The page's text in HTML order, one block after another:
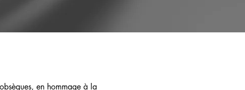
en hommage à la